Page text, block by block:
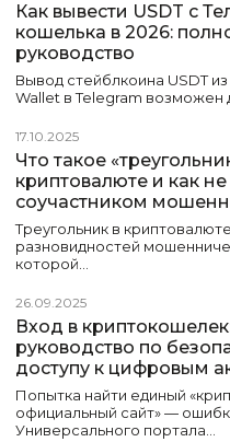
Как вывести USDT с
кошелька в 2026:
руководство
Вывод стейблкоина USDT
Wallet в Telegram возможен
17.10.2025
Что такое
криптовалюте и как не
соучастником
Треугольник в
разновидностей
которой…
26.09.2025
Вход в
руководство по
доступу к цифровым
Попытка найти единый
официальный сайт» —
Универсального портала…